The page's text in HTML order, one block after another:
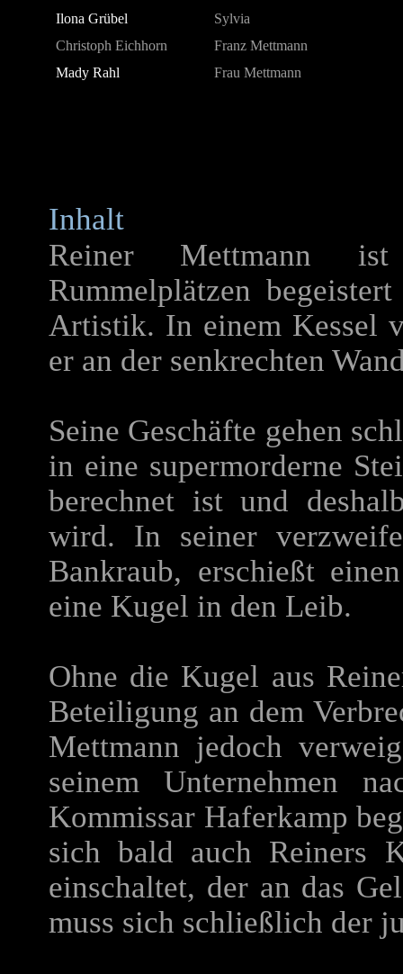
Ilona Grübel
Sylvia
Christoph Eichhorn
Franz Mettmann
Mady Rahl
Frau Mettmann
Inhalt
Reiner Mettmann
Rummelplätzen
Artistik. In einem Kessel
er an der senkrechten
Seine Geschäfte gehen
in eine supermorderne
berechnet ist und
wird. In seiner
Bankraub, erschießt
eine Kugel in den Leib.
Ohne die Kugel aus
Beteiligung an dem
Mettmann jedoch
seinem Unternehmen
Kommissar Haferkamp
sich bald auch Reiners
einschaltet, der an das
muss sich schließlich der